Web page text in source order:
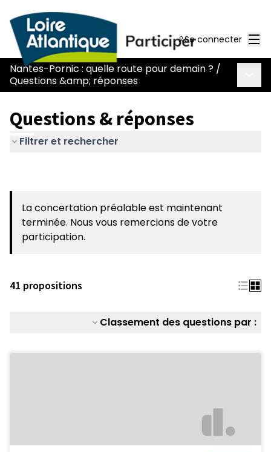
Se connecter
Nantes-Pornic : quelle route pour demain ? /
Questions &amp; réponses
Questions & réponses
Filtrer et rechercher
La concertation préalable est maintenant
terminée. Nous vous remercions de votre
participation.
41 propositions
Classement des questions par :